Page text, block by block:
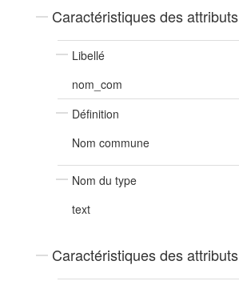
Caractéristiques des attributs
Libellé
nom_com
Définition
Nom commune
Nom du type
text
Caractéristiques des attributs